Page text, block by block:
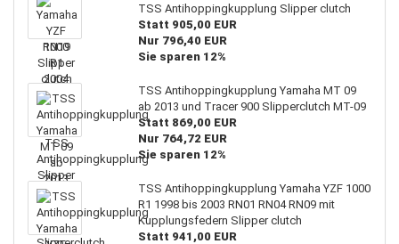
TSS Antihoppingkupplung Slipper clutch
Statt 905,00 EUR
Nur 796,40 EUR
Sie sparen 12%
TSS Antihoppingkupplung Yamaha MT 09
ab 2013 und Tracer 900 Slipperclutch MT-09
Statt 869,00 EUR
Nur 764,72 EUR
Sie sparen 12%
TSS Antihoppingkupplung Yamaha YZF 1000
R1 1998 bis 2003 RN01 RN04 RN09 mit
Kupplungsfedern Slipper clutch
Statt 941,00 EUR